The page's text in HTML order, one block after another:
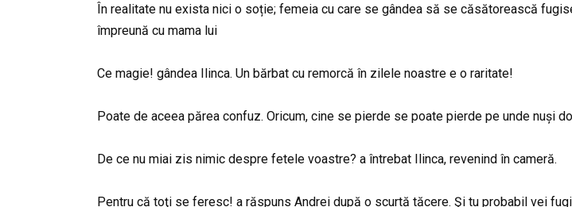
În realitate nu exista nici o soție; femeia cu care se gândea să se căsătorească
împreună cu mama lui
Ce magie! gândea Ilinca. Un bărbat cu remorcă în zilele noastre e o raritate!
Poate de aceea părea confuz. Oricum, cine se pierde se poate pierde pe unde nuși
De ce nu miai zis nimic despre fetele voastre? a întrebat Ilinca, revenind în cameră.
Pentru că toţi se feresc! a răspuns Andrei după o scurtă tăcere. Şi tu probabil vei